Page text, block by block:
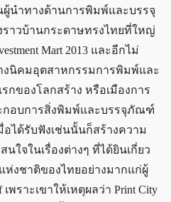
ผู้นำทางด้านการพิมพ์และบรรจุ
าวบ้านกระดาษทรงไทยที่ใหญ่
Mart 2013 และอีกไม่
งนิคมอุตสาหกรรมการพิมพ์และ
กของโลกสร้าง หรือเมืองการ
กอบการสิ่งพิมพ์และบรรจุภัณฑ์
อได้รับฟังเช่นนั้นก็สร้างความ
ใจในเรื่องต่างๆ ที่ได้ยินเกี่ยว
งชาติของไทยอย่างมากแก่ผู้
เพราะเขาให้เหตุผลว่า Print City